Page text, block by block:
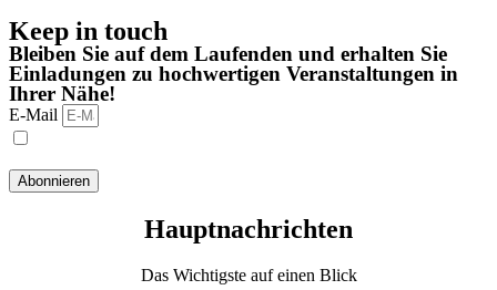
Keep in touch
Bleiben Sie auf dem Laufenden und erhalten Sie
Einladungen zu hochwertigen Veranstaltungen in
Ihrer Nähe!
E-Mail
Abonnieren
Hauptnachrichten​
Das Wichtigste auf einen Blick